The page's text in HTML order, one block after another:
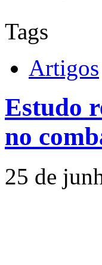
Tags
Artigos
Estudo
no
25 de